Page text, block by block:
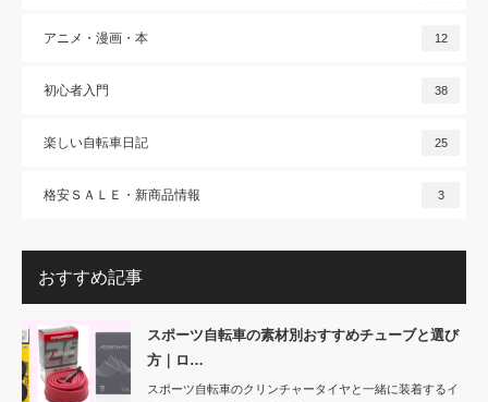
アニメ・漫画・本 12
初心者入門 38
楽しい自転車日記 25
格安ＳＡＬＥ・新商品情報 3
おすすめ記事
スポーツ自転車の素材別おすすめチューブと選び
方｜ロ…
スポーツ自転車のクリンチャータイヤと一緒に装着するイ